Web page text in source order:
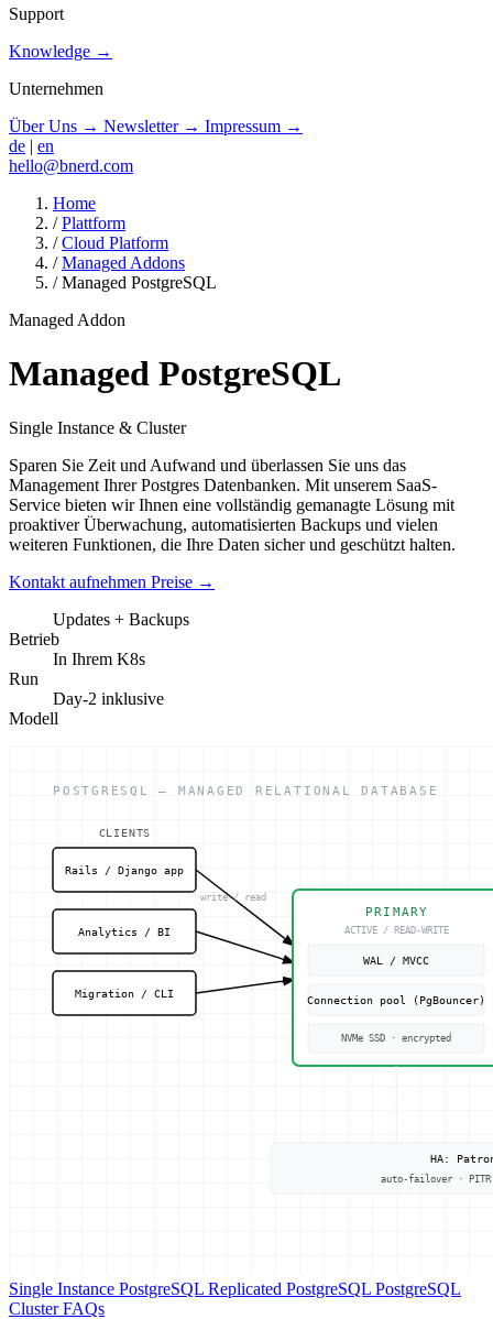
Support
Knowledge →
Unternehmen
Über Uns → Newsletter → Impressum →
de | en
hello@bnerd.com
Home
/ Plattform
/ Cloud Platform
/ Managed Addons
/ Managed PostgreSQL
Managed Addon
Managed PostgreSQL
Single Instance & Cluster
Sparen Sie Zeit und Aufwand und überlassen Sie uns das
Management Ihrer Postgres Datenbanken. Mit unserem SaaS-
Service bieten wir Ihnen eine vollständig gemanagte Lösung mit
proaktiver Überwachung, automatisierten Backups und vielen
weiteren Funktionen, die Ihre Daten sicher und geschützt halten.
Kontakt aufnehmen Preise →
Updates + Backups
Betrieb
In Ihrem K8s
Run
Day-2 inklusive
Modell
Single Instance PostgreSQL Replicated PostgreSQL PostgreSQL
ClusterFAQs